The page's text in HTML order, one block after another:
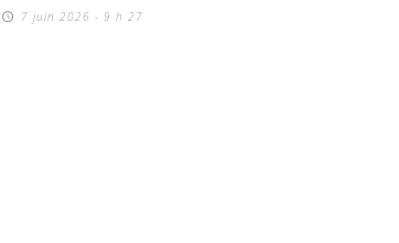
7 juin 2026 - 9 h 27